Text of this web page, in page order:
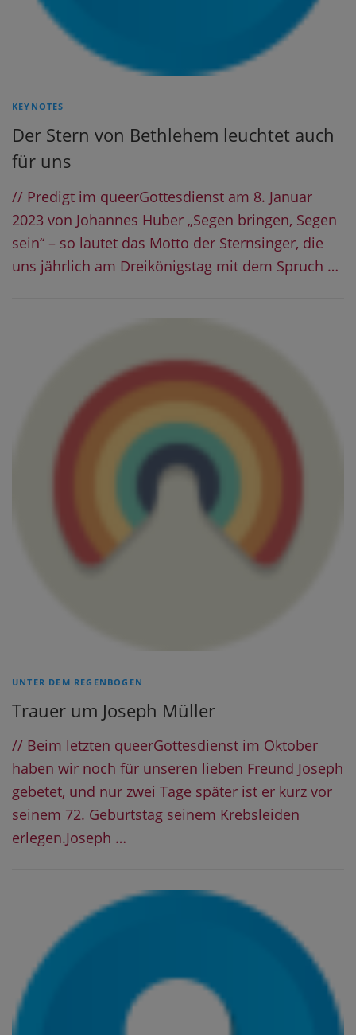
KEYNOTES
Der Stern von Bethlehem leuchtet auch
für uns
// Predigt im queerGottesdienst am 8. Januar
2023 von Johannes Huber „Segen bringen, Segen
sein“ – so lautet das Motto der Sternsinger, die
uns jährlich am Dreikönigstag mit dem Spruch …
UNTER DEM REGENBOGEN
Trauer um Joseph Müller
// Beim letzten queerGottesdienst im Oktober
haben wir noch für unseren lieben Freund Joseph
gebetet, und nur zwei Tage später ist er kurz vor
seinem 72. Geburtstag seinem Krebsleiden
erlegen.Joseph …